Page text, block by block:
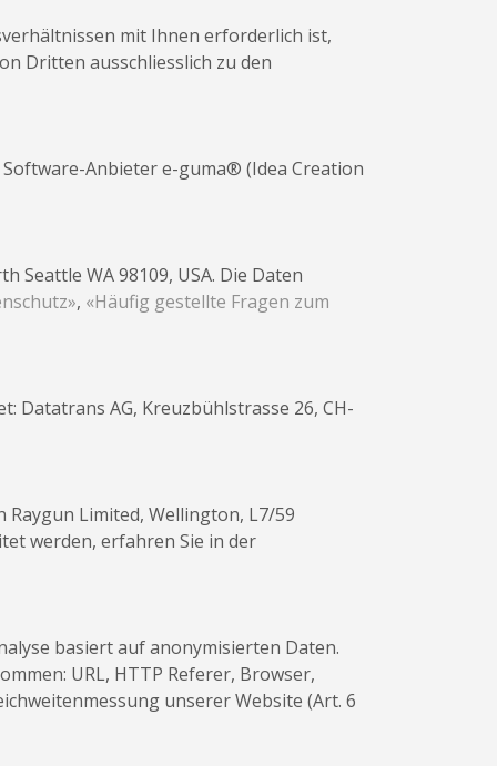
mit Ihnen erforderlich ist,
Dritten ausschliesslich zu den
Anbieter e-guma® (Idea Creation
Seattle WA 98109, USA. Die Daten
, «Häufig gestellte Fragen zum
Datatrans AG, Kreuzbühlstrasse 26, CH-
Limited, Wellington, L7/59
werden, erfahren Sie in der
basiert auf anonymisierten Daten.
URL, HTTP Referer, Browser,
unserer Website (Art. 6